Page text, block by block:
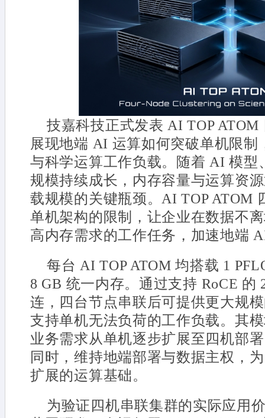
技嘉科技正式发表 AI TOP
展现地端 AI 运算如何突破单机限
与科学运算工作负载。随着 AI 模型
规模持续成长，内存容量与运算资
载规模的关键瓶颈。AI TOP ATOM
单机架构的限制，让企业在数据不
高内存需求的工作任务，加速地端
每台 AI TOP ATOM 均搭载 1
8 GB 统一内存。通过支持 RoCE 的
连，四台节点串联后可提供更大规
支持单机无法负荷的工作负载。其
业务需求从单机逐步扩展至四机部
同时，维持地端部署与数据主权，
扩展的运算基础。
为验证四机串联集群的实际应用